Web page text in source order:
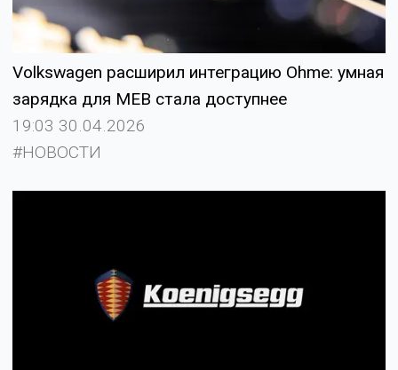
Volkswagen расширил интеграцию Ohme: умная
зарядка для MEB стала доступнее
19:03 30.04.2026
#НОВОСТИ